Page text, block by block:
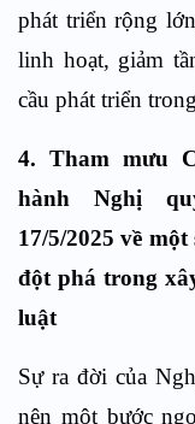
phát triển rộng
linh hoạt, giảm
cầu phát triển
4. Tham mưu
hành Nghị
17/5/2025 về
đột phá trong
luật
Sự ra đời của
nên một bước